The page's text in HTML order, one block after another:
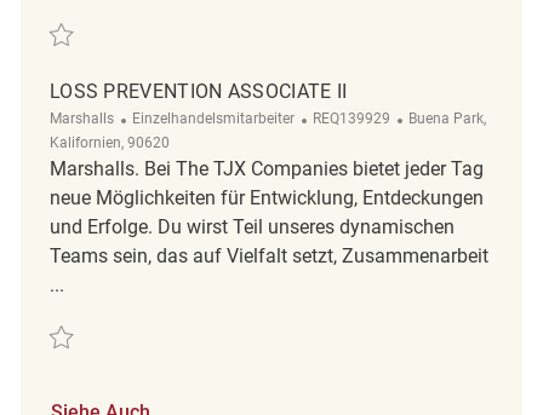
Retten Retail Loss Prevention Customer Service Associate II REQ142850
LOSS PREVENTION ASSOCIATE II
Marshalls Kategorie
Einzelhandelsmitarbeiter ReqId
REQ139929 Ort
Buena Park,
Kalifornien, 90620
Marshalls. Bei The TJX Companies bietet jeder Tag
neue Möglichkeiten für Entwicklung, Entdeckungen
und Erfolge. Du wirst Teil unseres dynamischen
Teams sein, das auf Vielfalt setzt, Zusammenarbeit
...
Retten Loss Prevention Associate II REQ139929